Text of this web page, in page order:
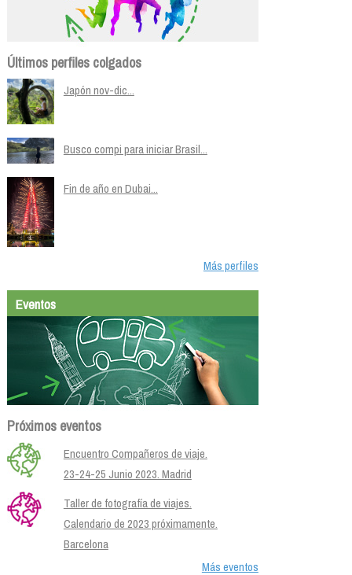
Últimos perfiles colgados
Japón nov-dic...
Busco compi para iniciar Brasil...
Fin de año en Dubai...
Más perfiles
Eventos
Próximos eventos
Encuentro Compañeros de viaje.
23-24-25 Junio 2023. Madrid
Taller de fotografía de viajes.
Calendario de 2023 próximamente.
Barcelona
Más eventos